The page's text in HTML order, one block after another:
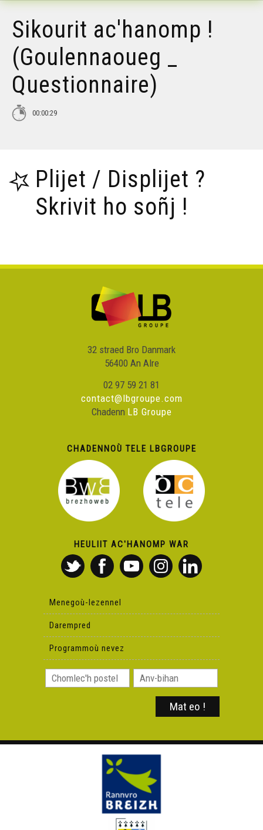
Tañva Anv ar Rozenn - stumm karrez - VBSTB
Tañva Anv ar Rozenn - stumm 16:9 - VBSTF
Tañva Anv ar Rozenn - stumm 9:16 - VBSTB
Sikourit ac'hanomp !
(Goulennaoueg _
Questionnaire)
00:00:29
Plijet / Displijet ?
Skrivit ho soñj !
32 straed Bro Danmark
56400 An Alre
02 97 59 21 81
contact@lbgroupe.com
Chadenn LB Groupe
CHADENNOÙ TELE LBGROUPE
HEULIIT AC'HANOMP WAR
Menegoù-lezennel
Darempred
Programmoù nevez